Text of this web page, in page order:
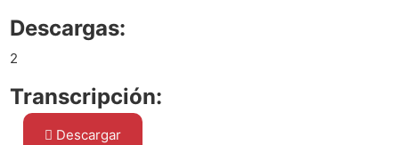
Descargas:
2
Transcripción:
Descargar